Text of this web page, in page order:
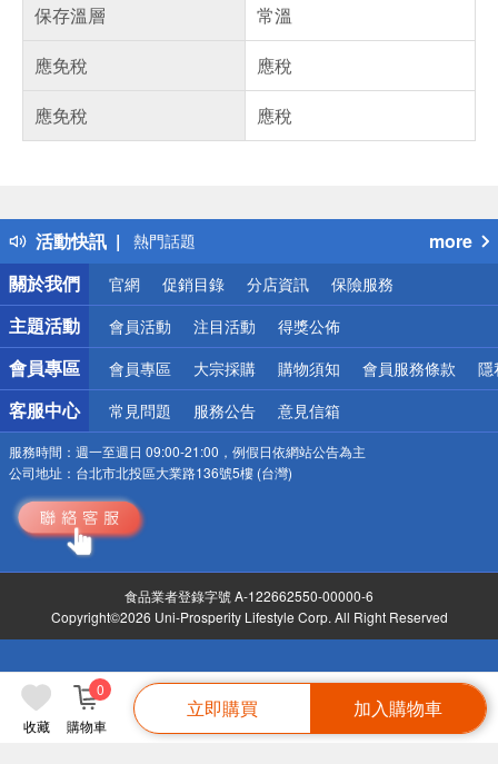
收藏 購物車
0
立即購買 加入購物車
保存溫層
常溫
應免稅
應稅
應免稅
應稅
活動快訊
得獎公告
熱門話題
銀行優惠
偏遠地區配送
詐騙網頁！請小心！
more
關於我們
官網 促銷目錄 分店資訊 保險服務
主題活動 會員活動 注目活動 得獎公佈
會員專區 會員專區 大宗採購 購物須知 會員服務條款 隱
客服中心 常見問題 服務公告 意見信箱
服務時間： 週一至週日 09:00-21:00，例假日依網站公告為主
公司地址： 台北市北投區大業路136號5樓 (台灣)
食品業者登錄字號 A-122662550-00000-6
Copyright©2026 Uni-Prosperity Lifestyle Corp. All Right Reserved